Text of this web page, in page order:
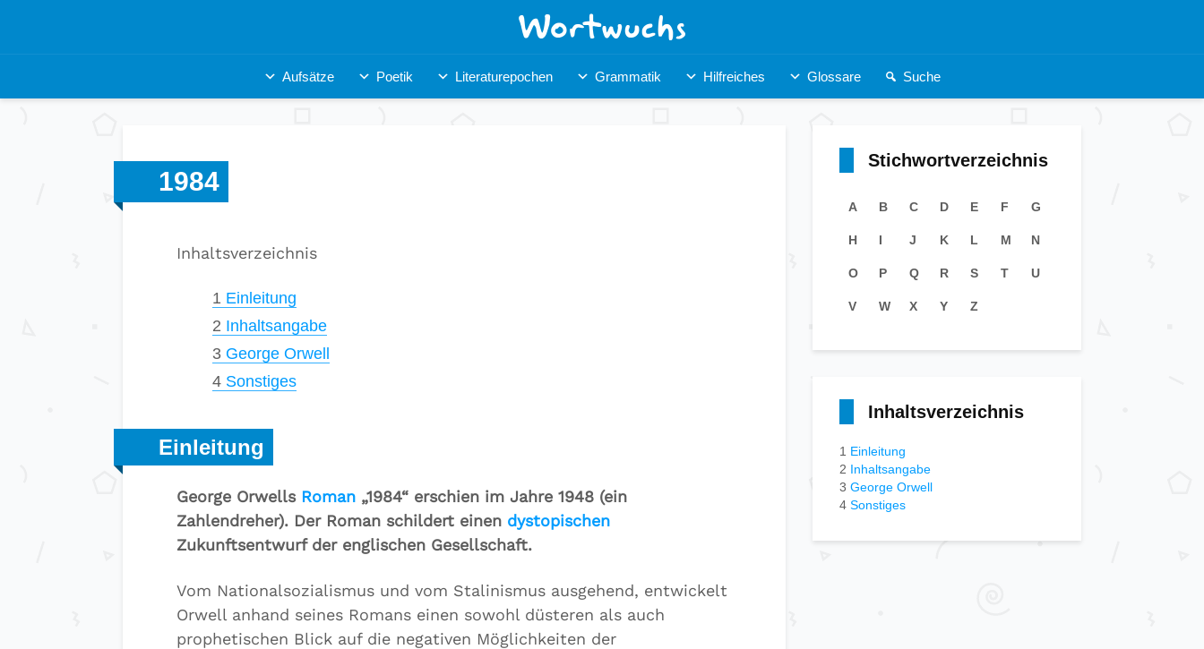
Aufsätze Poetik Literaturepochen Grammatik Hilfreiches Glossare Suche
1984
Inhaltsverzeichnis
1 Einleitung
2 Inhaltsangabe
3 George Orwell
4 Sonstiges
Einleitung
George Orwells Roman „1984“ erschien im Jahre 1948 (ein
Zahlendreher). Der Roman schildert einen dystopischen
Zukunftsentwurf der englischen Gesellschaft.
Vom Nationalsozialismus und vom Stalinismus ausgehend, entwickelt
Orwell anhand seines Romans einen sowohl düsteren als auch
prophetischen Blick auf die negativen Möglichkeiten der
Stichwortverzeichnis
A B C D E F G
H I J K L M N
O P Q R S T U
V W X Y Z
Inhaltsverzeichnis
1 Einleitung
2 Inhaltsangabe
3 George Orwell
4 Sonstiges